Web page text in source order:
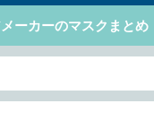
ーカーのマスクまとめ